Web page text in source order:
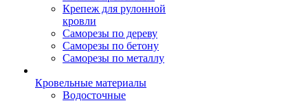
Крепеж для рулонной
кровли
Саморезы по дереву
Саморезы по бетону
Саморезы по металлу
Кровельные материалы
Водосточные